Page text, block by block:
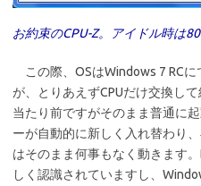
お約束のCPU-Z。アイドル時は
この際、OSはWindows 7 RC
が、とりあえずCPUだけ交換し
当たり前ですがそのまま普通に
ーが自動的に新しく入れ替わり
はそのまま何事もなく動きます
しく認識されていますし、